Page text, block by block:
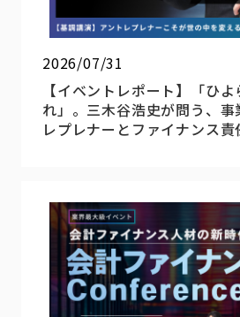
2026/07/31
【イベントレポート】「ひ
れ」。三木谷浩史が問う、事
レプレナーとファイナンス